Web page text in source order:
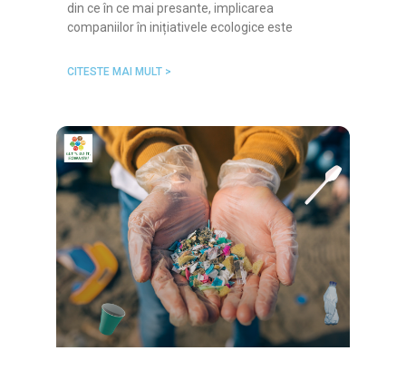
din ce în ce mai presante, implicarea
companiilor în inițiativele ecologice este
CITESTE MAI MULT >